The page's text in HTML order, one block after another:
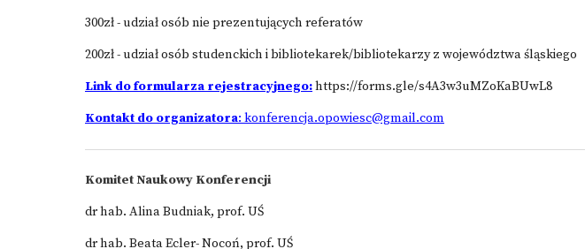
300zł - udział osób nie prezentujących referatów
200zł - udział osób studenckich i bibliotekarek/bibliotekarzy z województwa śląskiego
Link do formularza rejestracyjnego:https://forms.gle/s4A3w3uMZoKaBUwL8
Kontakt do organizatora: konferencja.opowiesc@gmail.com
Komitet Naukowy Konferencji
dr hab. Alina Budniak, prof. UŚ
dr hab. Beata Ecler- Nocoń, prof. UŚ